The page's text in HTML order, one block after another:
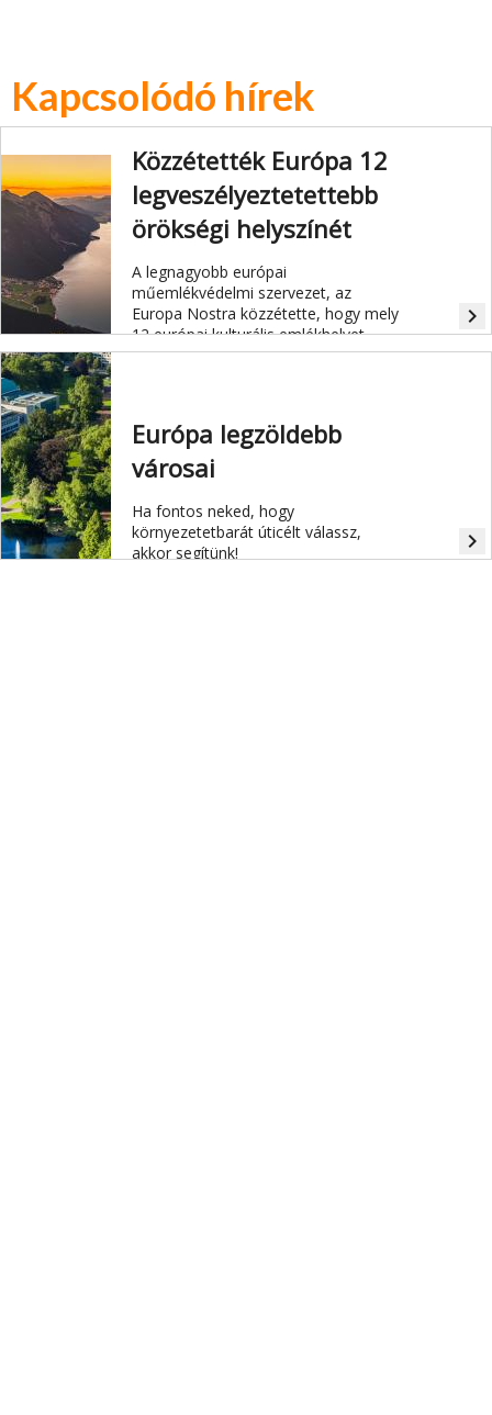
Kapcsolódó hírek
Közzétették Európa 12
legveszélyeztetettebb
örökségi helyszínét
A legnagyobb európai
műemlékvédelmi szervezet, az
Europa Nostra közzétette, hogy mely
12 európai kulturális emlékhelyet
fenyegeti leginkább a pusztulás.
navigate_next
Európa legzöldebb
városai
Ha fontos neked, hogy
környezetetbarát úticélt válassz,
akkor segítünk!
navigate_next